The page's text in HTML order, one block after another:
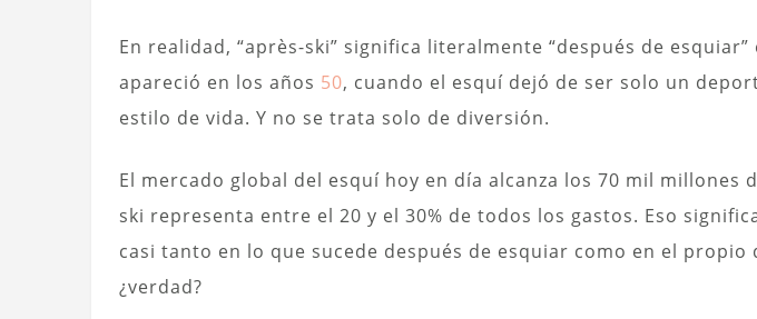
En realidad, “après-ski” significa literalmente “después de
apareció en los años 50, cuando el esquí dejó de ser solo un
estilo de vida. Y no se trata solo de diversión.
El mercado global del esquí hoy en día alcanza los 70 mil millones
ski representa entre el 20 y el 30% de todos los gastos. Eso
casi tanto en lo que sucede después de esquiar como en el propio
¿verdad?